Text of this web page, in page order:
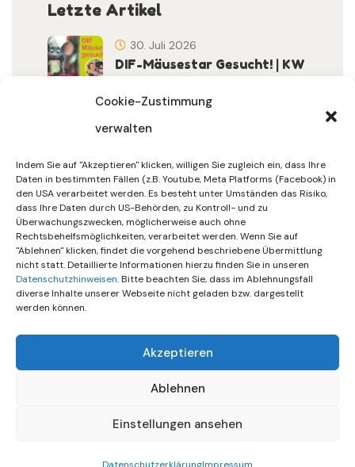
Cookie-Zustimmung
verwalten
Indem Sie auf "Akzeptieren" klicken, willigen Sie zugleich ein, dass Ihre
Daten in bestimmten Fällen (z.B. Youtube, Meta Platforms (Facebook) in
den USA verarbeitet werden. Es besteht unter Umständen das Risiko,
dass Ihre Daten durch US-Behörden, zu Kontroll- und zu
Überwachungszwecken, möglicherweise auch ohne
Rechtsbehelfsmöglichkeiten, verarbeitet werden. Wenn Sie auf
"Ablehnen" klicken, findet die vorgehend beschriebene Übermittlung
nicht statt. Detaillierte Informationen hierzu finden Sie in unseren
Datenschutzhinweisen. Bitte beachten Sie, dass im Ablehnungsfall
diverse Inhalte unserer Webseite nicht geladen bzw. dargestellt
werden können.
Akzeptieren
Ablehnen
Einstellungen ansehen
Letzte Artikel
DIF-Mäusestar Gesucht! | KW
30. Juli 2026
Sommerferien | KW 31/…
30. Juli 2026
Gemeinsames Friedensgebet
Setzt Zeichen …
15. Juli 2026